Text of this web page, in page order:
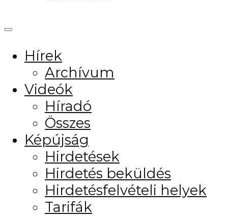
Hírek
Archívum
Videók
Híradó
Összes
Képújság
Hirdetések
Hirdetés beküldés
Hirdetésfelvételi helyek
Tarifák